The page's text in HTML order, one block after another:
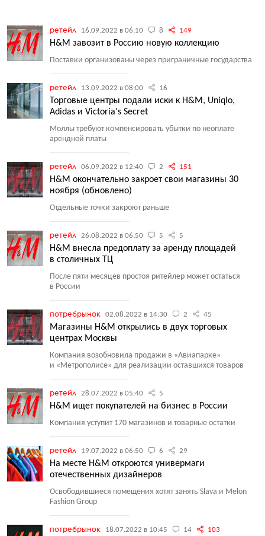
ретейл 16.09.2022 в 06:10 8 149
H&M завозит в Россию новую коллекцию
Поставки организованы через приграничные государства
ретейл 13.09.2022 в 08:00 16
Торговые центры подали иски к H&M, Uniqlo,
Adidas и Victoria's Secret
Моллы требуют компенсировать убытки по неоплате
арендной платы
ретейл 06.09.2022 в 12:40 2 151
H&M окончательно закроет свои магазины 30
ноября (обновлено)
Отдельные точки закроют раньше
ретейл 26.08.2022 в 06:50 5 5
H&M внесла предоплату за аренду площадей
в столичных ТЦ
После пяти месяцев простоя ритейлер может остаться
в России
потребрынок 02.08.2022 в 14:30 2 45
Магазины H&M открылись в двух торговых
центрах Москвы
Компания возобновила продажи в «Авиапарке»
и «Метрополисе» для реализации оставшихся товаров
ретейл 28.07.2022 в 05:40 5
H&M ищет покупателей на бизнес в России
Компания уступит 170 магазинов и товарные остатки
ретейл 19.07.2022 в 06:50 6 29
На месте H&M откроются универмаги
отечественных дизайнеров
Освободившиеся помещения хотят занять Slava и Melon
Fashion Group
потребрынок 18.07.2022 в 10:45 14 103